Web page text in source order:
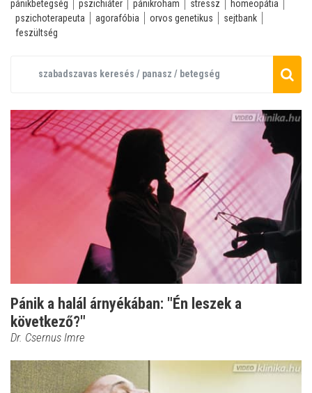
pánikbetegség pszichiáter pánikroham stressz
homeopátia
pszichoterapeuta
agorafóbia orvos genetikus
sejtbank
feszültség
Pánik a halál árnyékában: "Én leszek a
következő?"
Dr. Csernus Imre